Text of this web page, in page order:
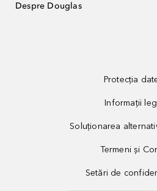
Despre Douglas
Protecția
Informații
Soluționarea
Termeni și
Setări de